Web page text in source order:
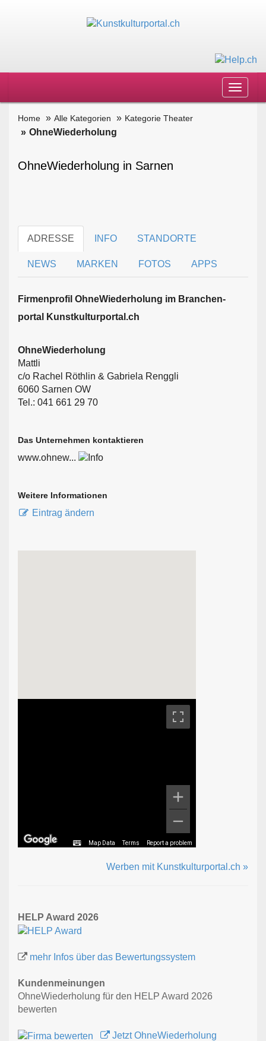
Toggle
Home Alle Kategorien Kategorie Theater
OhneWiederholung
OhneWiederholung in Sarnen
ADRESSE INFO STANDORTE
NEWS MARKEN FOTOS APPS
Firmen­profil OhneWiederholung im Branchen­
portal Kunstkulturportal.ch
OhneWiederholung
Mattli
c/o Rachel Röthlin & Gabriela Renggli
6060 Sarnen OW
Tel.: 041 661 29 70
Das Unternehmen kontaktieren
www.ohnew...
Weitere Informationen
Eintrag ändern
Map Data Terms Report a problem
Werben mit Kunstkulturportal.ch »
HELP Award 2026
mehr Infos über das Bewertungssystem
Kundenmeinungen
OhneWiederholung für den HELP Award 2026
bewerten
Jetzt OhneWiederholung